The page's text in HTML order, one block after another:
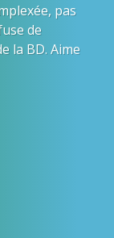
pas
la BD. Aime